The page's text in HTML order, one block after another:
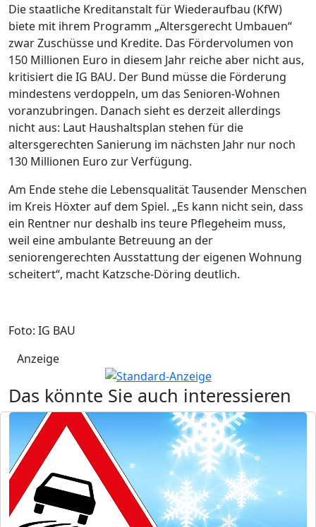
Die staatliche Kreditanstalt für Wiederaufbau (KfW)
biete mit ihrem Programm „Altersgerecht Umbauen“
zwar Zuschüsse und Kredite. Das Fördervolumen von
150 Millionen Euro in diesem Jahr reiche aber nicht aus,
kritisiert die IG BAU. Der Bund müsse die Förderung
mindestens verdoppeln, um das Senioren-Wohnen
voranzubringen. Danach sieht es derzeit allerdings
nicht aus: Laut Haushaltsplan stehen für die
altersgerechten Sanierung im nächsten Jahr nur noch
130 Millionen Euro zur Verfügung.
Am Ende stehe die Lebensqualität Tausender Menschen
im Kreis Höxter auf dem Spiel. „Es kann nicht sein, dass
ein Rentner nur deshalb ins teure Pflegeheim muss,
weil eine ambulante Betreuung an der
seniorengerechten Ausstattung der eigenen Wohnung
scheitert“, macht Katzsche-Döring deutlich.
Foto: IG BAU
Anzeige
Das könnte Sie auch interessieren